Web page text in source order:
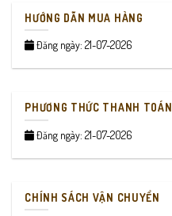
HƯỚNG DẪN MUA HÀNG
Đăng ngày: 21-07-2026
PHƯƠNG THỨC THANH TOÁN
Đăng ngày: 21-07-2026
CHÍNH SÁCH VẬN CHUYỂN